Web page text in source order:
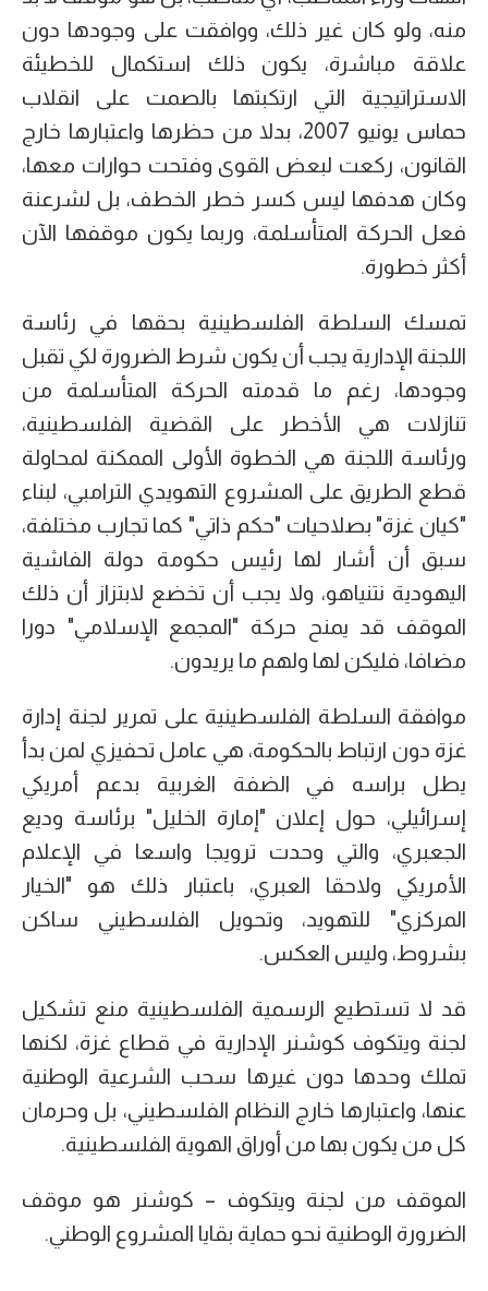
منه، ولو كان غير ذلك، ووافقت على وجودها دون
علاقة مباشرة، يكون ذلك استكمال للخطيئة
الاستراتيجية التي ارتكبتها بالصمت على انقلاب
حماس يونيو 2007، بدلا من حظرها واعتبارها خارج
القانون، ركعت لبعض القوى وفتحت حوارات معها،
وكان هدفها ليس كسر خطر الخطف، بل لشرعنة
فعل الحركة المتأسلمة، وربما يكون موقفها الآن
أكثر خطورة.
تمسك السلطة الفلسطينية بحقها في رئاسة
اللجنة الإدارية يجب أن يكون شرط الضرورة لكي تقبل
وجودها، رغم ما قدمته الحركة المتأسلمة من
تنازلات هي الأخطر على القضية الفلسطينية،
ورئاسة اللجنة هي الخطوة الأولى الممكنة لمحاولة
قطع الطريق على المشروع التهويدي الترامبي، لبناء
"كيان غزة" بصلاحيات "حكم ذاتي" كما تجارب مختلفة،
سبق أن أشار لها رئيس حكومة دولة الفاشية
اليهودية نتنياهو، ولا يجب أن تخضع لابتزاز أن ذلك
الموقف قد يمنح حركة "المجمع الإسلامي" دورا
مضافا، فليكن لها ولهم ما يريدون.
موافقة السلطة الفلسطينية على تمرير لجنة إدارة
غزة دون ارتباط بالحكومة، هي عامل تحفيزي لمن بدأ
يطل براسه في الضفة الغربية بدعم أمريكي
إسرائيلي، حول إعلان "إمارة الخليل" برئاسة وديع
الجعبري، والتي وحدت ترويجا واسعا في الإعلام
الأمريكي ولاحقا العبري، باعتبار ذلك هو "الخيار
المركزي" للتهويد، وتحويل الفلسطيني ساكن
بشروط، وليس العكس.
قد لا تستطيع الرسمية الفلسطينية منع تشكيل
لجنة ويتكوف كوشنر الإدارية في قطاع غزة، لكنها
تملك وحدها دون غيرها سحب الشرعية الوطنية
عنها، واعتبارها خارج النظام الفلسطيني، بل وحرمان
كل من يكون بها من أوراق الهوية الفلسطينية.
الموقف من لجنة ويتكوف – كوشنر هو موقف
الضرورة الوطنية نحو حماية بقايا المشروع الوطني.